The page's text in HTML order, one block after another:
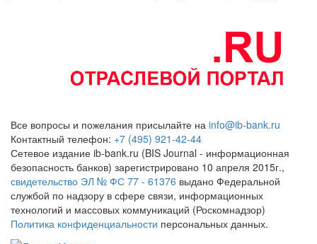
Все вопросы и пожелания присылайте на info@ib-bank.ru
Контактный телефон: +7 (495) 921-42-44
Сетевое издание ib-bank.ru (BIS Journal - информационная
безопасность банков) зарегистрировано 10 апреля 2015г.,
свидетельство ЭЛ № ФС 77 - 61376 выдано Федеральной
службой по надзору в сфере связи, информационных
технологий и массовых коммуникаций (Роскомнадзор)
Политика конфиденциальности персональных данных.